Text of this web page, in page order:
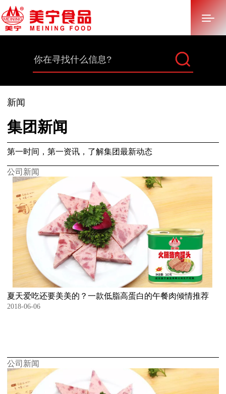
新闻中心
招标采购
加入美宁
联系我们
新闻
集团新闻
第一时间，第一资讯，了解集团最新动态
公司新闻
夏天爱吃还要美美的？一款低脂高蛋白的午餐肉倾情推荐
2018-06-06
公司新闻